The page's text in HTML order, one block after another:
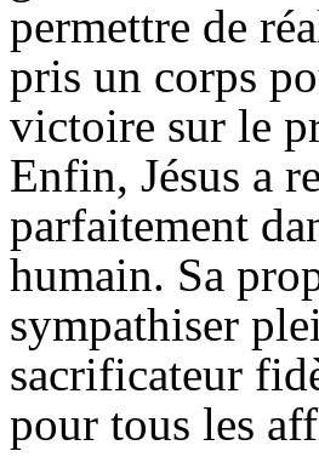
permettre de
pris un corps
victoire sur le
Enfin, Jésus a
parfaitement
humain. Sa
sympathiser
sacrificateur
pour tous les